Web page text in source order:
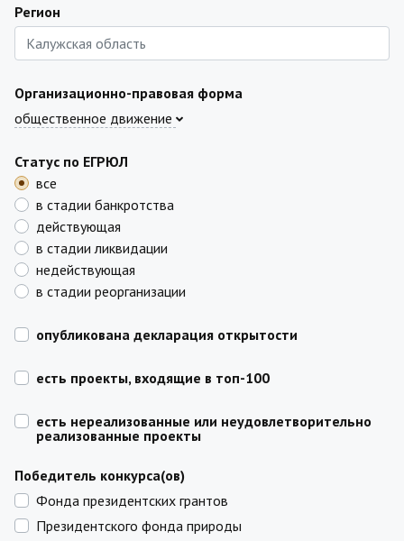
Регион
Организационно-правовая форма
общественное движение
Статус по ЕГРЮЛ
все
в стадии банкротства
действующая
в стадии ликвидации
недействующая
в стадии реорганизации
опубликована декларация открытости
есть проекты, входящие в топ-100
есть нереализованные или неудовлетворительно
реализованные проекты
Победитель конкурса(ов)
Фонда президентских грантов
Президентского фонда природы